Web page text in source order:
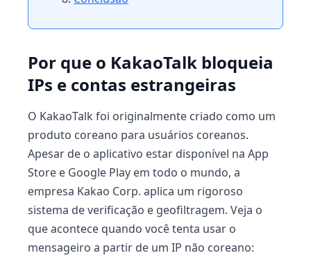
Por que o KakaoTalk bloqueia
IPs e contas estrangeiras
O KakaoTalk foi originalmente criado como um
produto coreano para usuários coreanos.
Apesar de o aplicativo estar disponível na App
Store e Google Play em todo o mundo, a
empresa Kakao Corp. aplica um rigoroso
sistema de verificação e geofiltragem. Veja o
que acontece quando você tenta usar o
mensageiro a partir de um IP não coreano: